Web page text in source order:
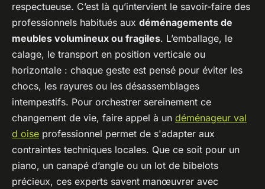
respectueuse. C’est là qu’intervient le savoir-faire des
professionnels habitués aux déménagements de
meubles volumineux ou fragiles. L’emballage, le
calage, le transport en position verticale ou
horizontale : chaque geste est pensé pour éviter les
chocs, les rayures ou les désassemblages
intempestifs. Pour orchestrer sereinement ce
changement de vie, faire appel à un déménageur val
d oise professionnel permet de s'adapter aux
contraintes techniques locales. Que ce soit pour un
piano, un canapé d’angle ou un lot de bibelots
précieux, ces experts savent manœuvrer avec